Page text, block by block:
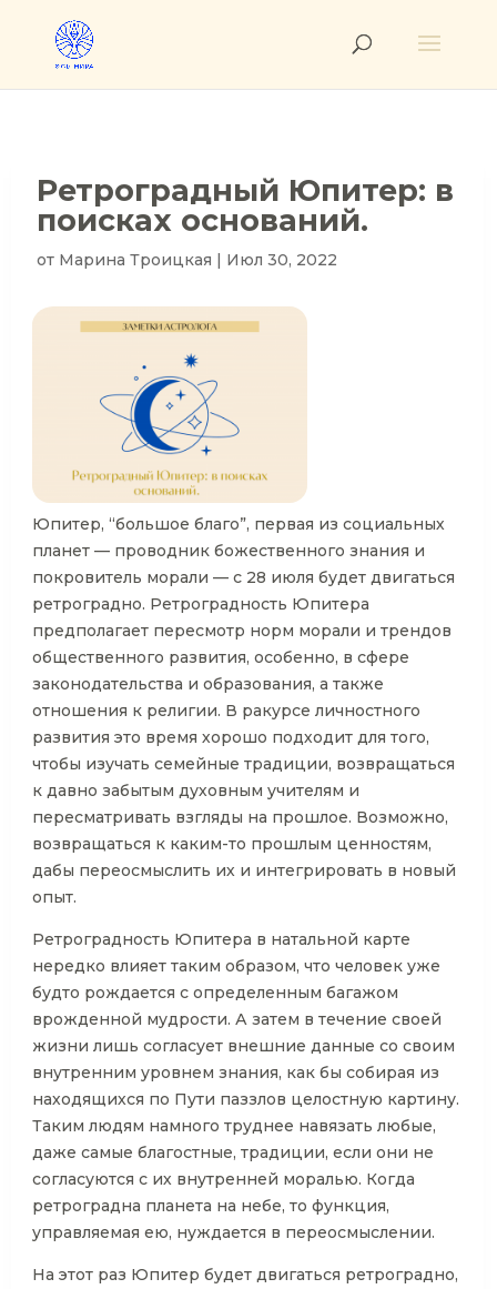
Ретроградный Юпитер: в
поисках оснований.
от Марина Троицкая | Июл 30, 2022
Юпитер, “большое благо”, первая из социальных
планет — проводник божественного знания и
покровитель морали — с 28 июля будет двигаться
ретроградно. Ретроградность Юпитера
предполагает пересмотр норм морали и трендов
общественного развития, особенно, в сфере
законодательства и образования, а также
отношения к религии. В ракурсе личностного
развития это время хорошо подходит для того,
чтобы изучать семейные традиции, возвращаться
к давно забытым духовным учителям и
пересматривать взгляды на прошлое. Возможно,
возвращаться к каким-то прошлым ценностям,
дабы переосмыслить их и интегрировать в новый
опыт.
Ретроградность Юпитера в натальной карте
нередко влияет таким образом, что человек уже
будто рождается с определенным багажом
врожденной мудрости. А затем в течение своей
жизни лишь согласует внешние данные со своим
внутренним уровнем знания, как бы собирая из
находящихся по Пути паззлов целостную картину.
Таким людям намного труднее навязать любые,
даже самые благостные, традиции, если они не
согласуются с их внутренней моралью. Когда
ретроградна планета на небе, то функция,
управляемая ею, нуждается в переосмыслении.
На этот раз Юпитер будет двигаться ретроградно,